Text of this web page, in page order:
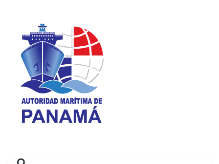
Search